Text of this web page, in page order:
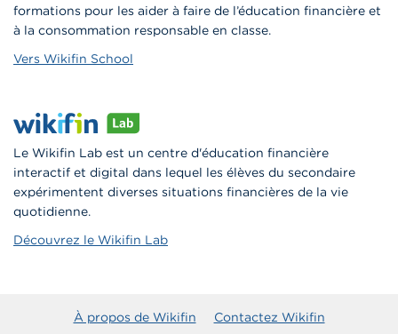
formations pour les aider à faire de l’éducation financière et
à la consommation responsable en classe.
Vers Wikifin School
Le Wikifin Lab est un centre d'éducation financière
interactif et digital dans lequel les élèves du secondaire
expérimentent diverses situations financières de la vie
quotidienne.
Découvrez le Wikifin Lab
À propos de Wikifin Contactez Wikifin